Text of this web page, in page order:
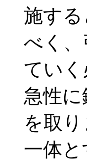
施す
べく
てい
急性
を取
一体